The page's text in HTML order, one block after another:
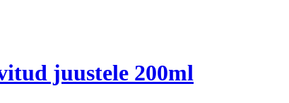
juustele 200ml